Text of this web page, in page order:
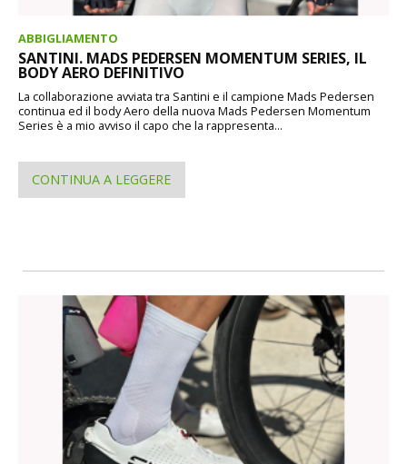
ABBIGLIAMENTO
SANTINI. MADS PEDERSEN MOMENTUM SERIES, IL
BODY AERO DEFINITIVO
La collaborazione avviata tra Santini e il campione Mads Pedersen
continua ed il body Aero della nuova Mads Pedersen Momentum
Series è a mio avviso il capo che la rappresenta...
CONTINUA A LEGGERE